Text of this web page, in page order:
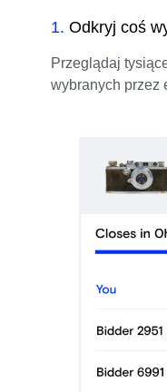
1. Odkryj coś
Przeglądaj
wybranych przez